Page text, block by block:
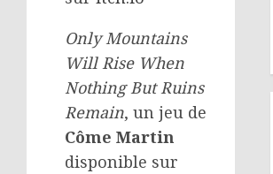
Only Mountains
Will Rise When
Nothing But Ruins
Remain, un jeu de
Côme Martin
disponible sur